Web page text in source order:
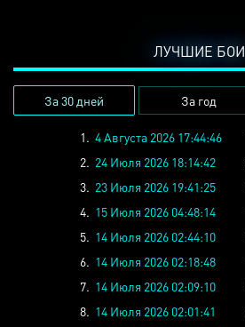
ЛУЧШИЕ БОИ
За 30 дней За год
1. 4 Августа 2026 17:44:46
2. 24 Июля 2026 18:14:42
3. 23 Июля 2026 19:41:25
4. 15 Июля 2026 04:48:14
5. 14 Июля 2026 02:44:10
6. 14 Июля 2026 02:18:48
7. 14 Июля 2026 02:09:10
8. 14 Июля 2026 02:01:41